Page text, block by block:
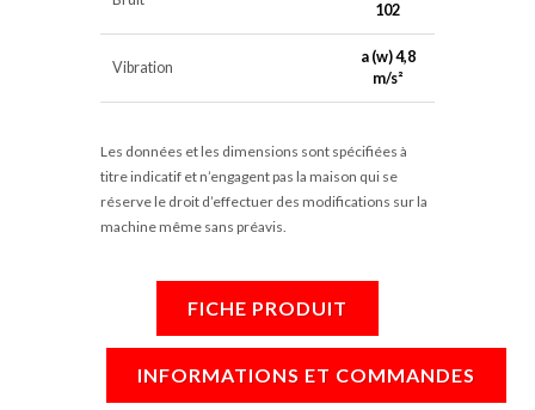
102
Vibration
a (w) 4,8
m/s²
Les données et les dimensions sont spécifiées à
titre indicatif et n’engagent pas la maison qui se
réserve le droit d’effectuer des modifications sur la
machine même sans préavis.
FICHE PRODUIT
INFORMATIONS ET COMMANDES